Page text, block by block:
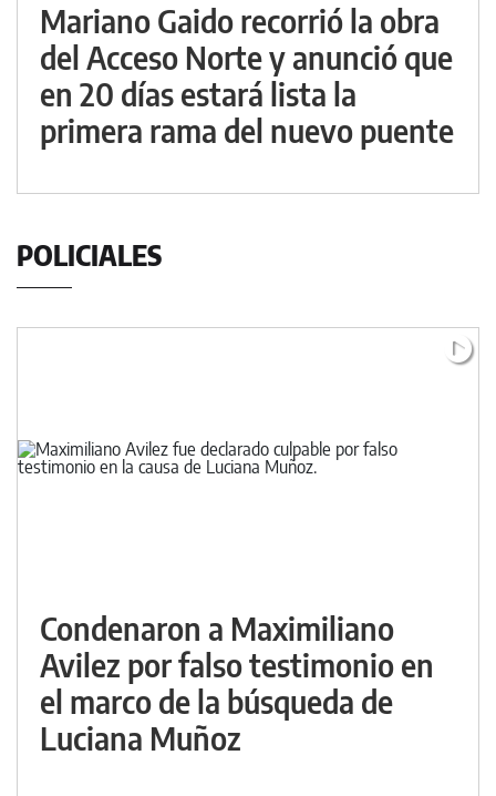
Mariano Gaido recorrió la obra
del Acceso Norte y anunció que
en 20 días estará lista la
primera rama del nuevo puente
POLICIALES
Condenaron a Maximiliano
Avilez por falso testimonio en
el marco de la búsqueda de
Luciana Muñoz